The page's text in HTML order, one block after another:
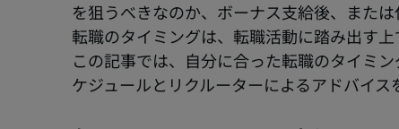
を狙うべきなのか、ボーナス支給後、また
転職のタイミングは、転職活動に踏み出す上
この記事では、自分に合った転職のタイミ
ケジュールとリクルーターによるアドバイス